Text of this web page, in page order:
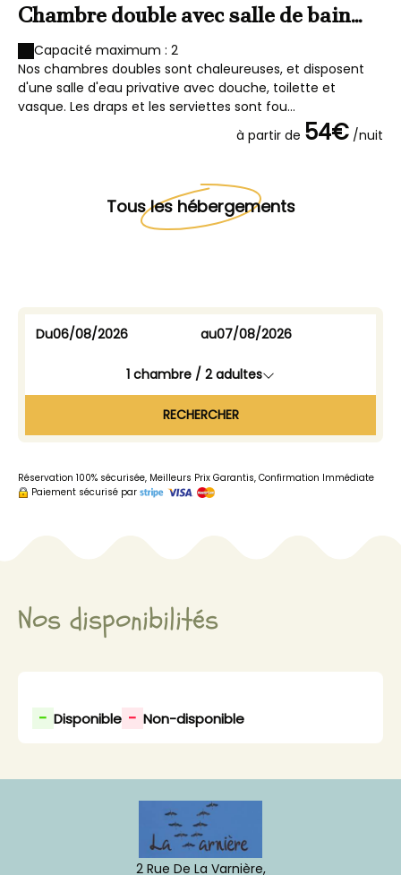
Chambre double avec salle de bain
privative
Capacité maximum : 2
Nos chambres doubles sont chaleureuses, et disposent
d'une salle d'eau privative avec douche, toilette et
vasque. Les draps et les serviettes sont fou...
à partir de 54€ /nuit
Tous les hébergements
Du au
1 chambre / 2adultes
RECHERCHER
Réservation 100% sécurisée, Meilleurs Prix Garantis, Confirmation Immédiate
Paiement sécurisé par
Nos disponibilités
- Disponible - Non-disponible
2 Rue De La Varnière,